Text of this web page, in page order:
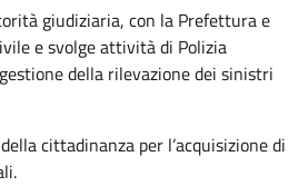
giudiziaria, con la Prefettura e
e svolge attività di Polizia
della rilevazione dei sinistri
cittadinanza per l’acquisizione di